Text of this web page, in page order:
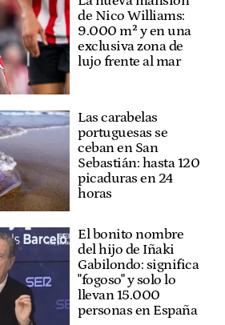
de Nico Williams:
9.000 m² y en una
exclusiva zona de
lujo frente al mar
Las carabelas
portuguesas se
ceban en San
Sebastián: hasta 120
picaduras en 24
horas
El bonito nombre
del hijo de Iñaki
Gabilondo: significa
"fogoso" y solo lo
llevan 15.000
personas en España